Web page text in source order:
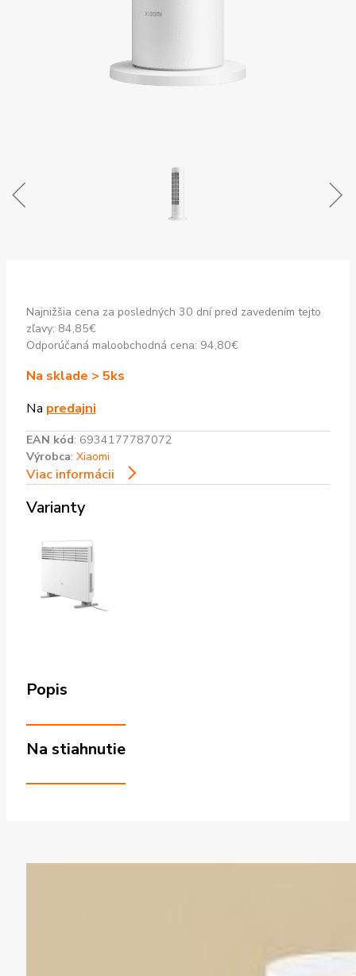
Najnižšia cena za posledných 30 dní pred zavedením tejto
zľavy: 84,85€
Odporúčaná maloobchodná cena: 94,80€
Na sklade > 5ks
Na predajni
EAN kód: 6934177787072
Výrobca: Xiaomi
Viac informácii
Varianty
Popis
Na stiahnutie